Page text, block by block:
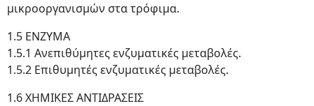
μικροοργανισμών στα τρόφιμα.
1.5 ΕΝΖΥΜΑ
1.5.1 Ανεπιθύμητες ενζυματικές μεταβολές.
1.5.2 Επιθυμητές ενζυματικές μεταβολές.
1.6 ΧΗΜΙΚΕΣ ΑΝΤΙΔΡΑΣΕΙΣ